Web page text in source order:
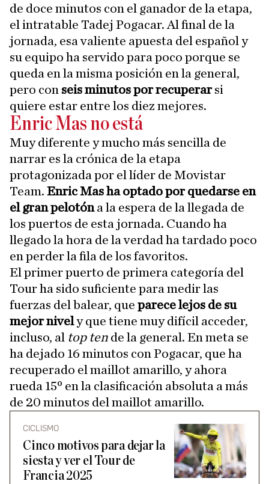
de doce minutos con el ganador de la etapa,
el intratable Tadej Pogacar. Al final de la
jornada, esa valiente apuesta del español y
su equipo ha servido para poco porque se
queda en la misma posición en la general,
pero con seis minutos por recuperarsi
quiere estar entre los diez mejores.
Enric Mas no está
Muy diferente y mucho más sencilla de
narrar es la crónica de la etapa
protagonizada por el líder de Movistar
Team. Enric Mas ha optado por quedarse en
el gran pelotóna la espera de la llegada de
los puertos de esta jornada. Cuando ha
llegado la hora de la verdad ha tardado poco
en perder la fila de los favoritos.
El primer puerto de primera categoría del
Tour ha sido suficiente para medir las
fuerzas del balear, que parece lejos de su
mejor nively que tiene muy difícil acceder,
incluso, al top ten de la general. En meta se
ha dejado 16 minutos con Pogacar, que ha
recuperado el maillot amarillo, y ahora
rueda 15º en la clasificación absoluta a más
de 20 minutos del maillot amarillo.
CICLISMO
Cinco motivos para dejar la
siesta y ver el Tour de
Francia 2025